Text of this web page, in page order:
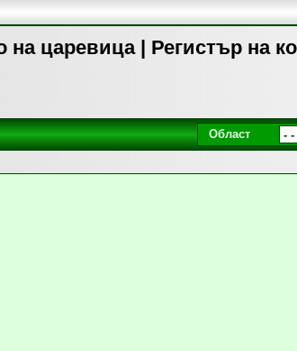
на царевица | Регистър на
Област